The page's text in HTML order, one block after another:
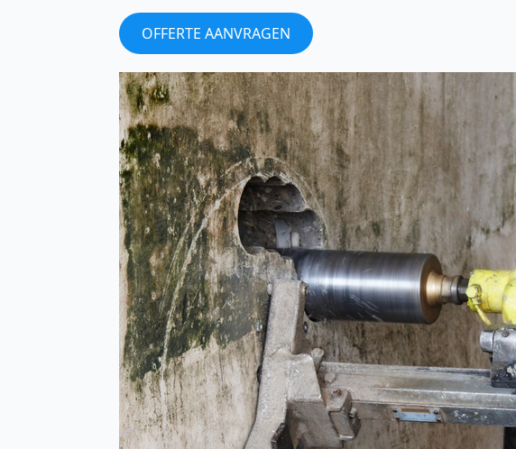
OFFERTE AANVRAGEN